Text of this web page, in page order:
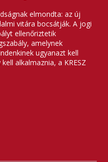
elmondta: az új
vitára bocsátják. A jogi
ellenőriztetik
amelynek
ugyanazt kell
alkalmaznia, a KRESZ